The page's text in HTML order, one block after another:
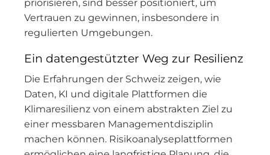
priorisieren, sind besser positioniert, um
Vertrauen zu gewinnen, insbesondere in
regulierten Umgebungen.
Ein datengestützter Weg zur Resilienz
Die Erfahrungen der Schweiz zeigen, wie
Daten, KI und digitale Plattformen die
Klimaresilienz von einem abstrakten Ziel zu
einer messbaren Managementdisziplin
machen können. Risikoanalyseplattformen